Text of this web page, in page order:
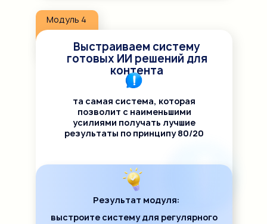
Выстраиваем систему
готовых ИИ решений для
контента
Модуль 4
Результат модуля:
выстроите систему для регулярного
та самая система, которая
позволит с наименьшими
усилиями получать лучшие
результаты по принципу 80/20